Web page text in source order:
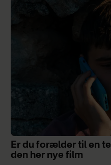
Er du forælder til en
den her nye film